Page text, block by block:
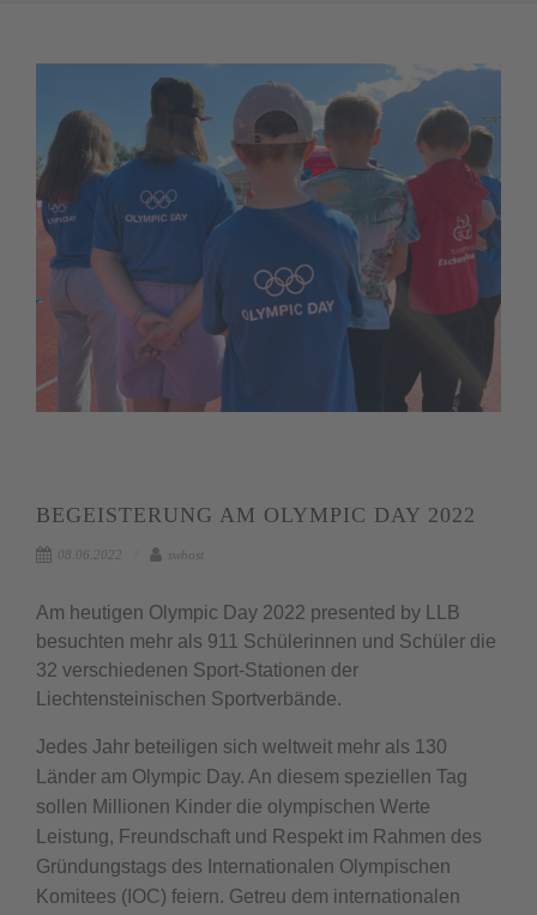
BEGEISTERUNG AM OLYMPIC DAY 2022
08.06.2022 swhost
Am heutigen Olympic Day 2022 presented by LLB
besuchten mehr als 911 Schülerinnen und Schüler die
32 verschiedenen Sport-Stationen der
Liechtensteinischen Sportverbände.
Jedes Jahr beteiligen sich weltweit mehr als 130
Länder am Olympic Day. An diesem speziellen Tag
sollen Millionen Kinder die olympischen Werte
Leistung, Freundschaft und Respekt im Rahmen des
Gründungstags des Internationalen Olympischen
Komitees (IOC) feiern. Getreu dem internationalen